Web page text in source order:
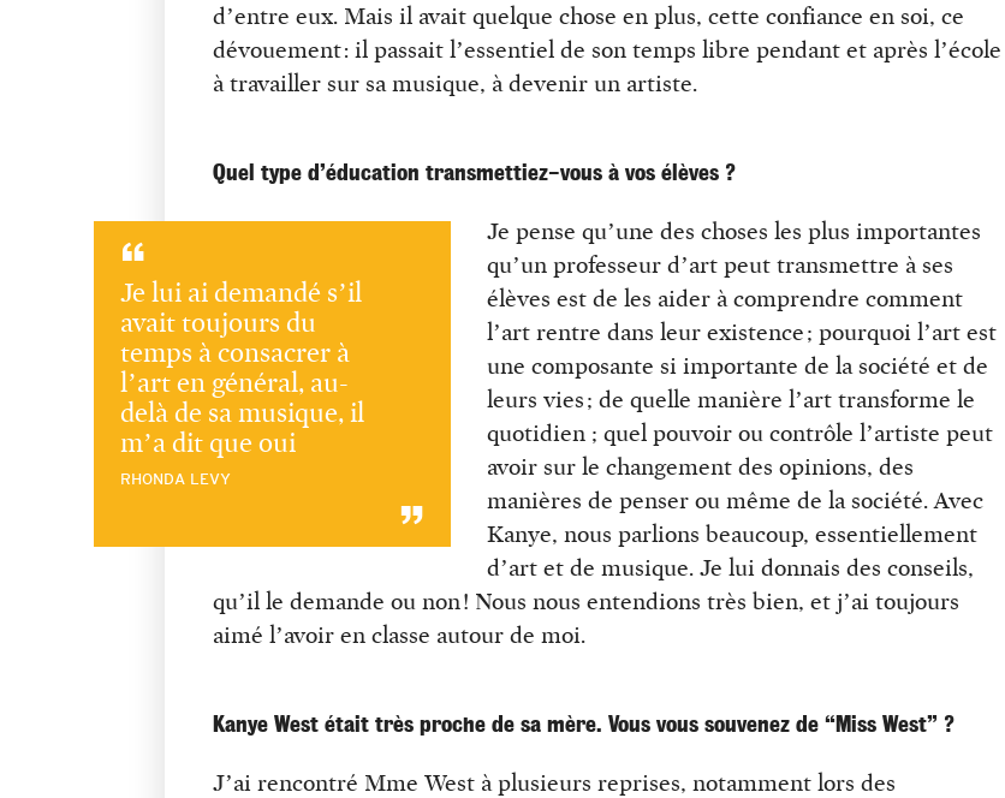
d’entre eux. Mais il avait quelque chose en plus, cette confiance en soi, ce
dévouement : il passait l’essentiel de son temps libre pendant et après l’école
à travailler sur sa musique, à devenir un artiste.
Quel type d’éducation transmettiez-vous à vos élèves ?
Je lui ai demandé s’il
avait toujours du
temps à consacrer à
l’art en général, au-
delà de sa musique, il
m’a dit que oui
RHONDA LEVY
Je pense qu’une des choses les plus importantes
qu’un professeur d’art peut transmettre à ses
élèves est de les aider à comprendre comment
l’art rentre dans leur existence ; pourquoi l’art est
une composante si importante de la société et de
leurs vies ; de quelle manière l’art transforme le
quotidien ; quel pouvoir ou contrôle l’artiste peut
avoir sur le changement des opinions, des
manières de penser ou même de la société. Avec
Kanye, nous parlions beaucoup, essentiellement
d’art et de musique. Je lui donnais des conseils,
qu’il le demande ou non ! Nous nous entendions très bien, et j’ai toujours
aimé l’avoir en classe autour de moi.
Kanye West était très proche de sa mère. Vous vous souvenez de “Miss West” ?
J’ai rencontré Mme West à plusieurs reprises, notamment lors des